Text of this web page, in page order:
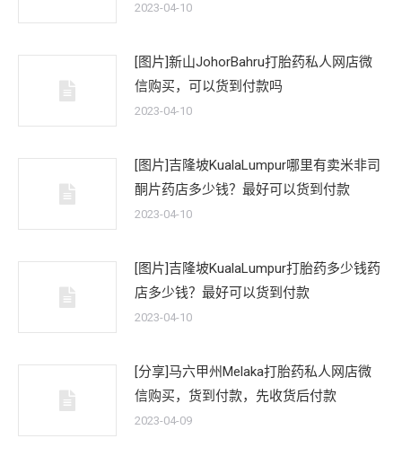
2023-04-10
[图片]新山JohorBahru打胎药私人网店微
信购买，可以货到付款吗
2023-04-10
[图片]吉隆坡KualaLumpur哪里有卖米非司
酮片药店多少钱？最好可以货到付款
2023-04-10
[图片]吉隆坡KualaLumpur打胎药多少钱药
店多少钱？最好可以货到付款
2023-04-10
[分享]马六甲州Melaka打胎药私人网店微
信购买，货到付款，先收货后付款
2023-04-09